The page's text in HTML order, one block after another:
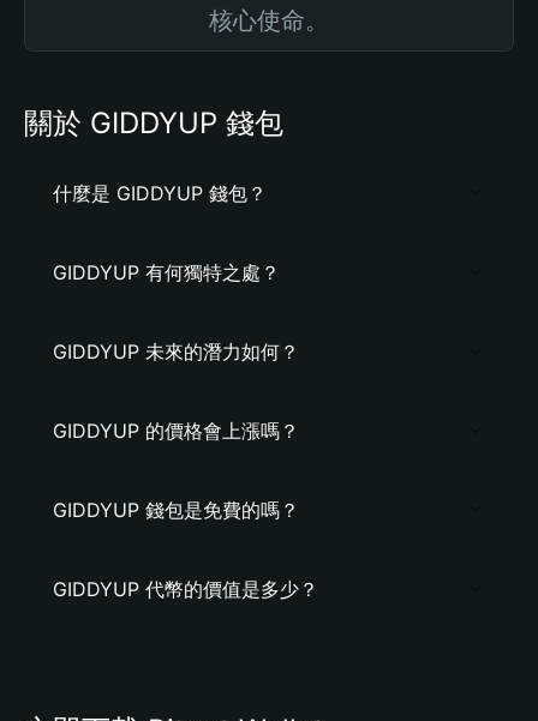
核心使命。
關於 GIDDYUP 錢包
什麼是 GIDDYUP 錢包？
GIDDYUP 有何獨特之處？
GIDDYUP 未來的潛力如何？
GIDDYUP 的價格會上漲嗎？
GIDDYUP 錢包是免費的嗎？
GIDDYUP 代幣的價值是多少？